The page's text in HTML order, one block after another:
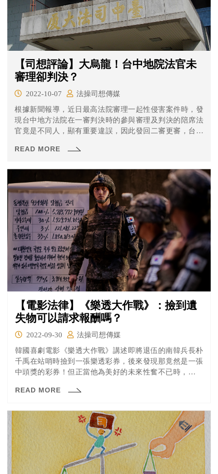
【司想評論】大烏龍！台中地院法官未
審理卻判決？
2022-10-07
法操司想傳媒
根據新聞報導，近日最高法院審理一起性侵害案件時，發
現台中地方法院在一審判決時的參與審理及判決的陪席法
官竟是不同人，顯有重要違誤，因此發回二審更審，台中
重來。因事態嚴重「驚動」司法院，台中地方法院也將進
READ MORE
【電影法律】《樂透大作戰》：撿到遺
失物可以請求報酬嗎？
2022-09-30
法操司想傳媒
韓國喜劇電影《樂透大作戰》講述即將退伍的南韓兵長朴
千禹在站哨時撿到一張樂透彩券，後來發現那竟然是一張
中頭獎的彩券！但正當他為美好的未來性奮不已時，一陣
士兵李容浩所撿到。北韓士兵雖然不願交出彩券，但若不
的「和平協商」就這樣展開……
READ MORE